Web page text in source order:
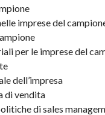
imprese del
per le imprese del
dell’impresa
di vendita
di sales